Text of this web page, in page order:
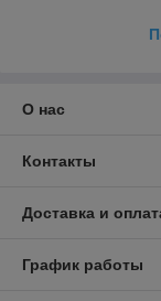
О нас
Контакты
Доставка и
График работы